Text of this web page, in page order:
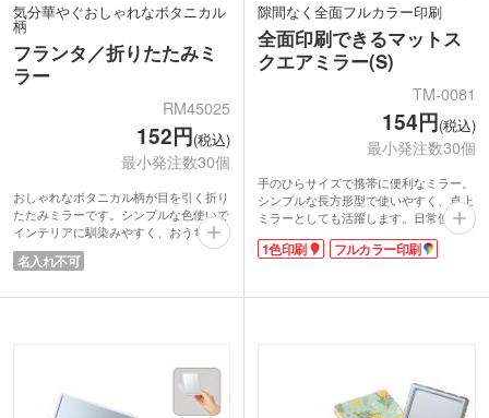
気分華やぐおしゃれなボタニカル
柄
フランタ／折りたたみミ
ラー
RM45025
152円(税込)
最小発注数30個
おしゃれなボタニカル柄が目を引く折り
たたみミラーです。シンプルな色使いで
インテリアに馴染みやすく、おうちでの
メイクや身だしなみチェックにぴった
り。折りたたむとフラットになるので、
いときはすっきり収納できます。
ン記念品などにいかがでしょうか。実用
性とデザイン性を兼ね備えた、お手頃価
格のコスメグッズです。
名入れ不可
隙間なく全面フルカラー印刷
全面印刷できるマットス
クエアミラー(S)
TM-0081
154円(税込)
最小発注数30個
手のひらサイズで携帯に便利なミラー。
シンプルな長方形型で使いやすく、卓上
ミラーとしても活躍します。日常使いや
外出先での身だしなみチェックに最適で
す。
1色印刷 フルカラー印刷